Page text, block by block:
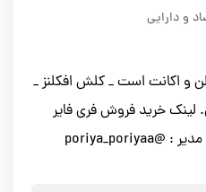
و دارایی
و اکانت است _ کلش افکلنز _
خرید فروش فری فایر